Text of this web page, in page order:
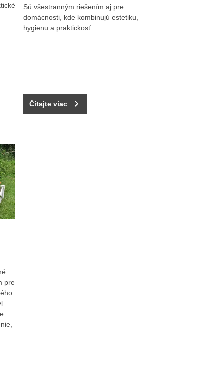
Sú všestranným riešením aj pre
domácnosti, kde kombinujú estetiku,
hygienu a praktickosť.
Čítajte viac
pre